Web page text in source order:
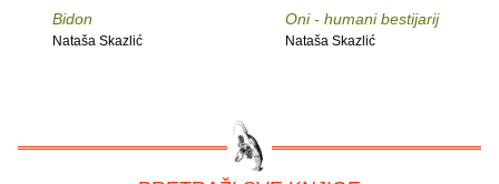
Bidon
Nataša Skazlić
Oni - humani bestijarij
Nataša Skazlić